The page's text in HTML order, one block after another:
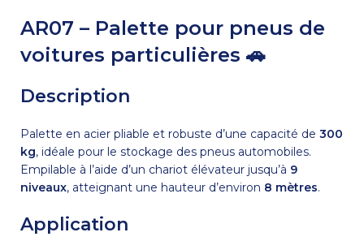
AR07 – Palette pour pneus de
voitures particulières 🚗
Description
Palette en acier pliable et robuste d’une capacité de300
kg, idéale pour le stockage des pneus automobiles.
Empilable à l’aide d’un chariot élévateur jusqu’à 9
niveaux, atteignant une hauteur d’environ 8 mètres.
Application